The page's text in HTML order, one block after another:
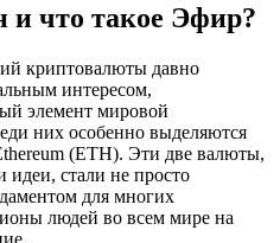
и что такое Эфир?
криптовалюты давно
интересом,
элемент мировой
них особенно выделяются
(ETH). Эти две валюты,
идеи, стали не просто
для многих
людей во всем мире на